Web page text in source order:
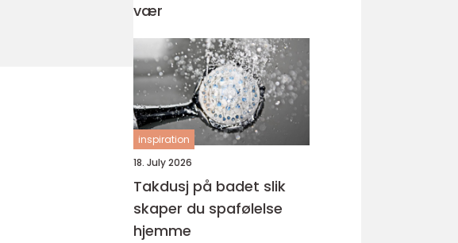
vær
inspiration
18. July 2026
Takdusj på badet slik
skaper du spafølelse
hjemme